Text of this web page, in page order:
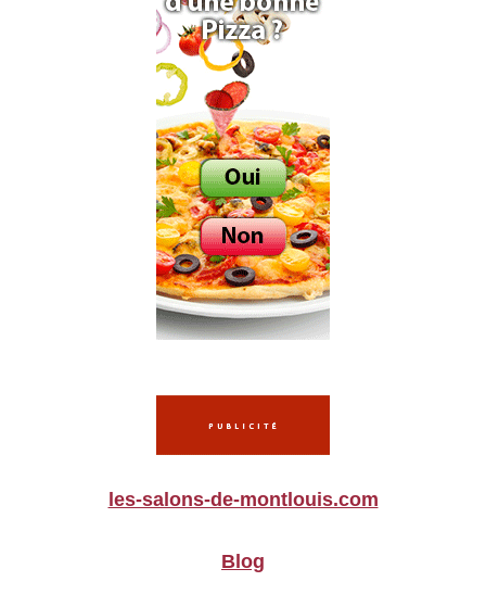
les-salons-de-montlouis.com
Blog